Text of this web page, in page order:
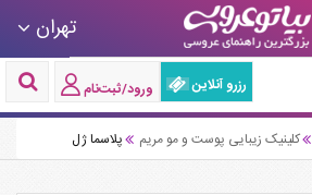
تهران
رزرو آنلاین ورود/ثبت‌نام
کلینیک زیبایی پوست و مو مریم پلاسما ژل